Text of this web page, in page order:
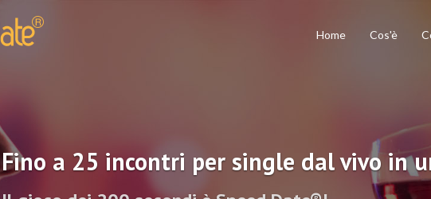
Home Cos'è
Fino a 25 incontri per single dal vivo in